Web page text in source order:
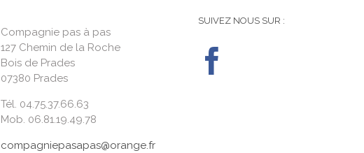
Compagnie pas à pas
127 Chemin de la Roche
Bois de Prades
07380 Prades
Tél. 04.75.37.66.63
Mob. 06.81.19.49.78
compagniepasapas@orange.fr
SUIVEZ NOUS SUR :